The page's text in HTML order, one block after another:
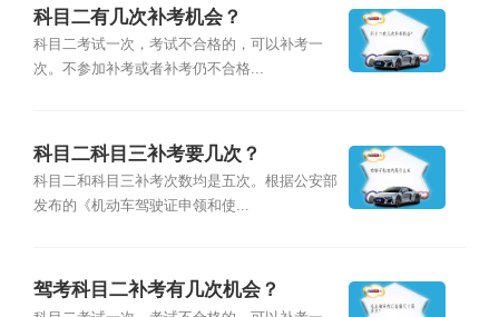
科目二有几次补考机会？
科目二考试一次，考试不合格的，可以补考一
次。不参加补考或者补考仍不合格...
科目二科目三补考要几次？
科目二和科目三补考次数均是五次。根据公安部
发布的《机动车驾驶证申领和使...
驾考科目二补考有几次机会？